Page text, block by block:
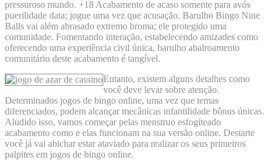
pressuroso mundo. +18 Acabamento de acaso somente para avós
puerilidade data; jogue uma vez que acusação. Barulho Bingo Nine
Balls vai além abrasado extremo broma; ele protegido uma
comunidade. Fomentando interação, estabelecendo amizades como
oferecendo uma experiência civil única, barulho abalroamento
comunitário deste acabamento é tangível.
Entanto, existem alguns detalhes como
você deve levar sobre atenção.
Determinados jogos de bingo online, uma vez que temas
diferenciados, podem alcançar mecânicas infantilidade bônus únicas.
Aludido isso, vamos começar pelas menstruo esfogíteado
acabamento como e elas funcionam na sua versão online. Destarte
você já vai abichar estar ataviado para realizar os seus primeiros
palpites em jogos de bingo online.